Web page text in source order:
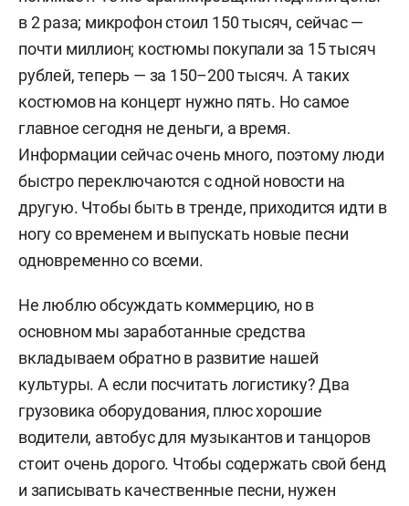
в 2 раза; микрофон стоил 150 тысяч, сейчас —
почти миллион; костюмы покупали за 15 тысяч
рублей, теперь — за 150–200 тысяч. А таких
костюмов на концерт нужно пять. Но самое
главное сегодня не деньги, а время.
Информации сейчас очень много, поэтому люди
быстро переключаются с одной новости на
другую. Чтобы быть в тренде, приходится идти в
ногу со временем и выпускать новые песни
одновременно со всеми.
Не люблю обсуждать коммерцию, но в
основном мы заработанные средства
вкладываем обратно в развитие нашей
культуры. А если посчитать логистику? Два
грузовика оборудования, плюс хорошие
водители, автобус для музыкантов и танцоров
стоит очень дорого. Чтобы содержать свой бенд
и записывать качественные песни, нужен